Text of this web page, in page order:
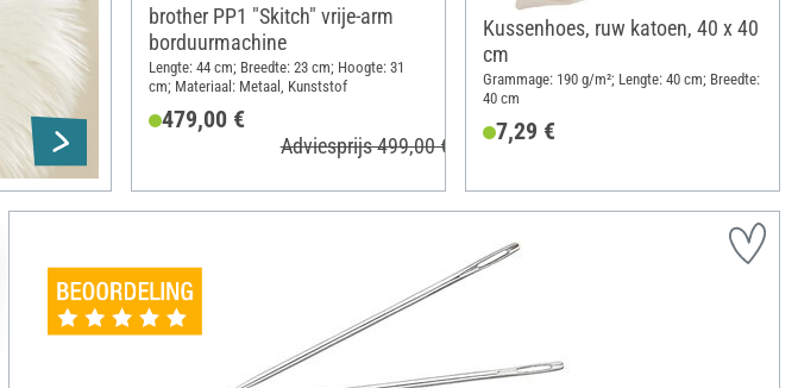
brother PP1 "Skitch" vrije-arm
borduurmachine
Lengte: 44 cm; Breedte: 23 cm; Hoogte: 31
cm; Materiaal: Metaal, Kunststof
479,00 €
Adviesprijs 499,00 €
Kussenhoes, ruw katoen, 40 x 40
cm
Grammage: 190 g/m²; Lengte: 40 cm; Breedte:
40 cm
7,29 €